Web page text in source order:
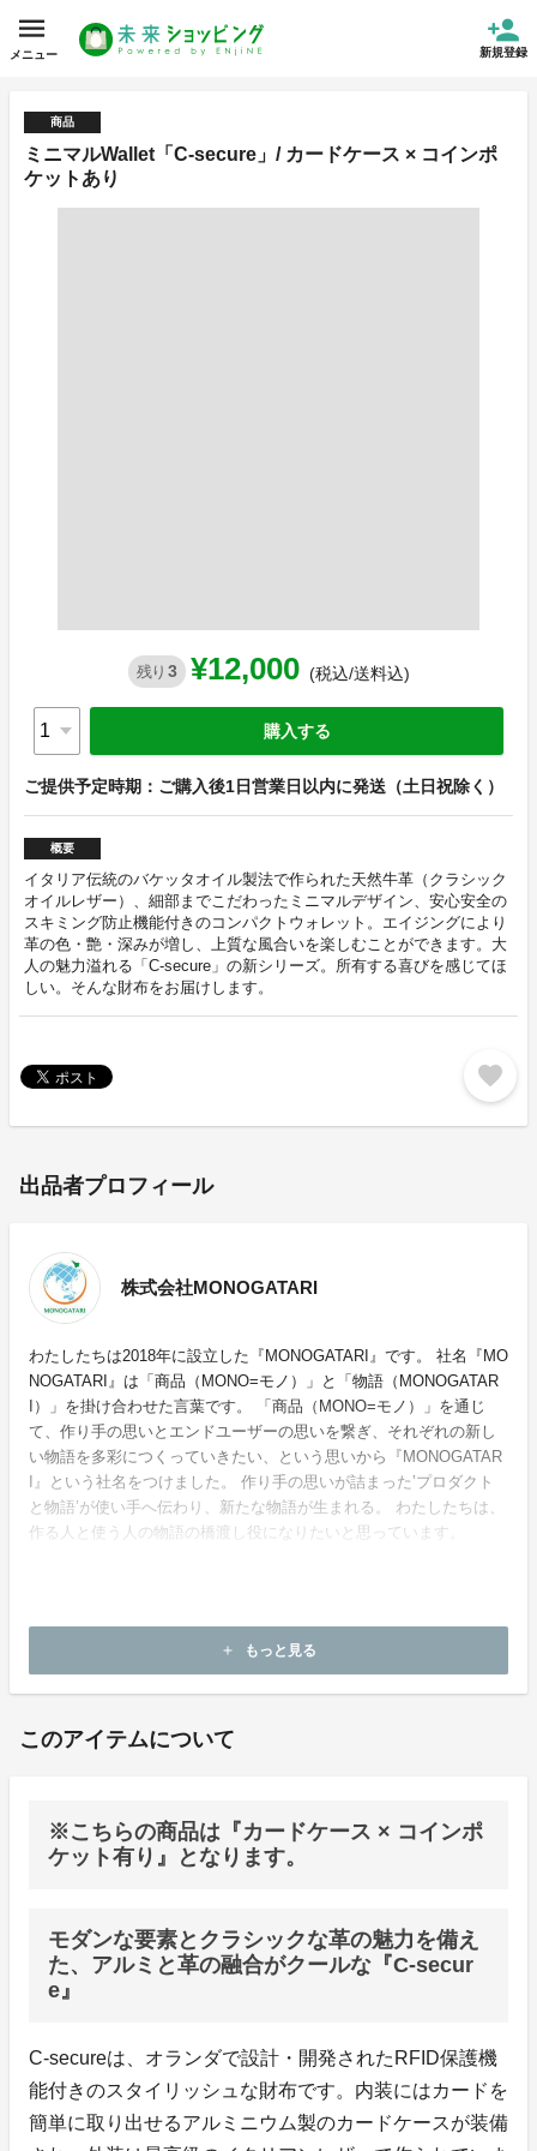
メニュー 新規登録
商品
ミニマルWallet「C-secure」/ カードケース × コインポ
ケットあり
残り 3 ¥12,000 (税込/送料込)
購入する
ご提供予定時期：ご購入後1日営業日以内に発送（土日祝除く）
概要
イタリア伝統のバケッタオイル製法で作られた天然牛革（クラシック
オイルレザー）、細部までこだわったミニマルデザイン、安心安全の
スキミング防止機能付きのコンパクトウォレット。エイジングにより
革の色・艶・深みが増し、上質な風合いを楽しむことができます。大
人の魅力溢れる「C-secure」の新シリーズ。所有する喜びを感じてほ
しい。そんな財布をお届けします。
favorite
出品者プロフィール
株式会社MONOGATARI
わたしたちは2018年に設立した『MONOGATARI』です。 社名『MO
NOGATARI』は「商品（MONO=モノ）」と「物語（MONOGATAR
I）」を掛け合わせた言葉です。 「商品（MONO=モノ）」を通じ
て、作り手の思いとエンドユーザーの思いを繋ぎ、それぞれの新し
い物語を多彩につくっていきたい、という思いから『MONOGATAR
I』という社名をつけました。 作り手の思いが詰まった‛プロダクト
と物語’が使い⼿へ伝わり、新たな物語が⽣まれる。 わたしたちは、
作る人と使う人の物語の橋渡し役になりたいと思っています。
add もっと見る
このアイテムについて
※こちらの商品は『カードケース × コインポ
ケット有り』となります。
モダンな要素とクラシックな革の魅力を備え
た、アルミと革の融合がクールな『C-secur
e』
C-secureは、オランダで設計・開発されたRFID保護機
能付きのスタイリッシュな財布です。内装にはカードを
簡単に取り出せるアルミニウム製のカードケースが装備